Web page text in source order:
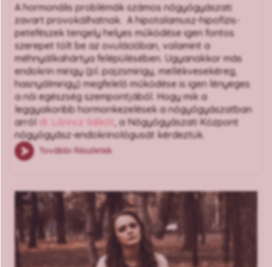
A hormonális problémák számos nőgyógyászati
zavart provokálhatnak. A hipotalamusz-hipofízis-
petefészek tengely helyes működése igen fontos
szerepet tölt be az ovulációban, valamint a
méhnyálkahártya felépülésében. Ugyanakkor más
endokrin mirigy (pl. pajzsmirigy, mellékvesekéreg,
hasnyálmirigy) megfelelő működése is igen lényeges
a női egészség szempontjából. Hogy mik a
leggyakoribb hormonkezelések a nőgyógyászatban
arról dr. Lőrincz Ildikót , a Nőgyógyászati Központ
nőgyógyász-endokrinológusát kérdeztük.
További Részletek